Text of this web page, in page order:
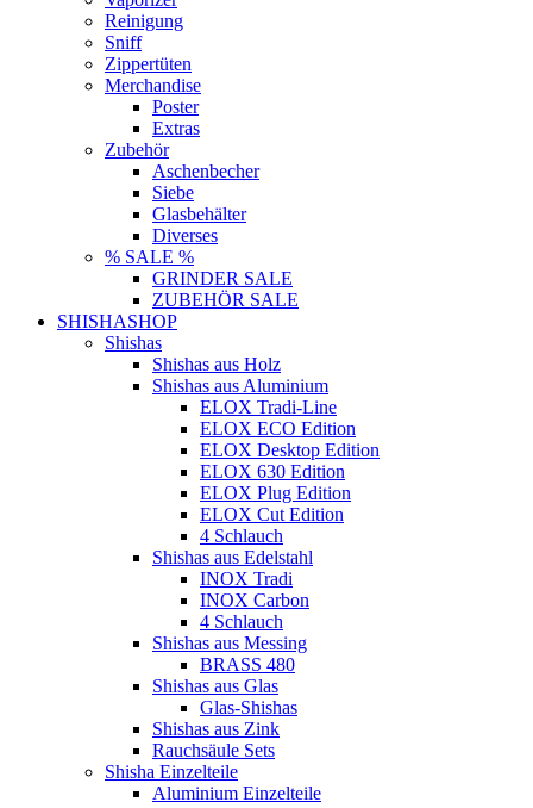
Reinigung
Sniff
Zippertüten
Merchandise
Poster
Extras
Zubehör
Aschenbecher
Siebe
Glasbehälter
Diverses
% SALE %
GRINDER SALE
ZUBEHÖR SALE
SHISHASHOP
Shishas
Shishas aus Holz
Shishas aus Aluminium
ELOX Tradi-Line
ELOX ECO Edition
ELOX Desktop Edition
ELOX 630 Edition
ELOX Plug Edition
ELOX Cut Edition
4 Schlauch
Shishas aus Edelstahl
INOX Tradi
INOX Carbon
4 Schlauch
Shishas aus Messing
BRASS 480
Shishas aus Glas
Glas-Shishas
Shishas aus Zink
Rauchsäule Sets
Shisha Einzelteile
Aluminium Einzelteile